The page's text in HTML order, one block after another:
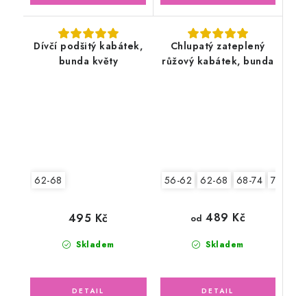
Dívčí podšitý kabátek,
bunda květy
62-68
Skladem
495 Kč
Chlupatý zateplený
růžový kabátek, bunda
56-62 62-68 68-74 74-80
Skladem
od 489 Kč